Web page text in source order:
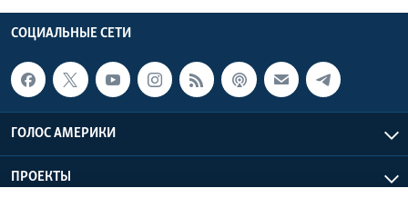
СОЦИАЛЬНЫЕ СЕТИ
ГОЛОС АМЕРИКИ
ПРОЕКТЫ